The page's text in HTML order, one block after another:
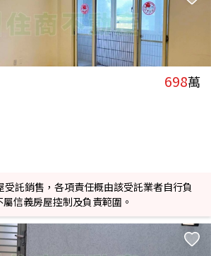
698萬
託銷售，各項責任概由該受託業者自行負
屬信義房屋控制及負責範圍。